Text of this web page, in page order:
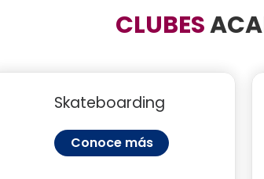
CLUBES
Skateboarding
Conoce más